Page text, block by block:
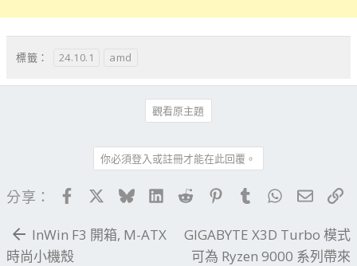
標籤： 24.10.1 amd
觀看原主題
你必須登入或註冊才能在此回覆。
分享： FacebookBlueskyLinkedIn
Reddit PinterestTumblrWhatsApp
電子
InWin F3 開箱, M-ATX
時尚小機殼
GIGABYTE X3D Turbo 模式
可為 Ryzen 9000 系列帶來